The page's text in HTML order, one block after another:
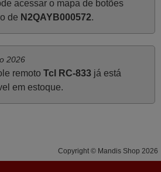
durante o processo,
dos prazos A TUDO
MÁXIMA DE 5 ESTRELAS.
para que assim continuem, pois
raro encontrar Empresas cuja
seja tão prática e eficiente
vós. Apresento os meus
acessar o mapa de botões
de N2QAYB000572.
2026
remoto Tcl RC-833já está
em estoque.
Copyright © Mandis Shop 2026